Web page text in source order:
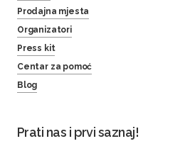
Prodajna mjesta
Organizatori
Press kit
Centar za pomoć
Blog
Prati nas i prvi saznaj!